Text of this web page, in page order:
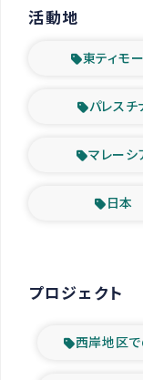
活動地
東ティモ
パレスチ
マレーシ
日本
プロジェクト
西岸地区